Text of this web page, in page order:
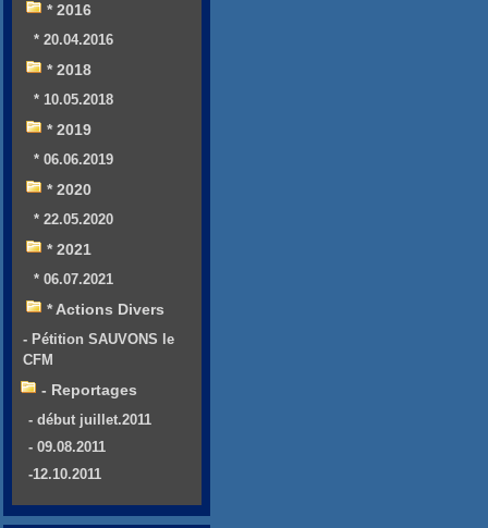
* 2016
* 20.04.2016
* 2018
* 10.05.2018
* 2019
* 06.06.2019
* 2020
* 22.05.2020
* 2021
* 06.07.2021
* Actions Divers
- Pétition SAUVONS le
CFM
- Reportages
- début juillet.2011
- 09.08.2011
-12.10.2011